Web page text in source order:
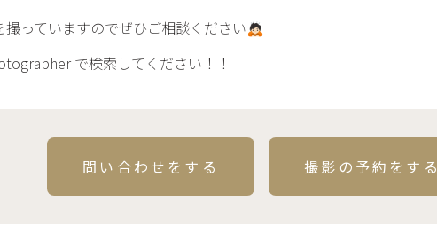
っていますのでぜひご相談ください🙇🏻
で検索してください！！
問い合わせをする 撮影の予約をする